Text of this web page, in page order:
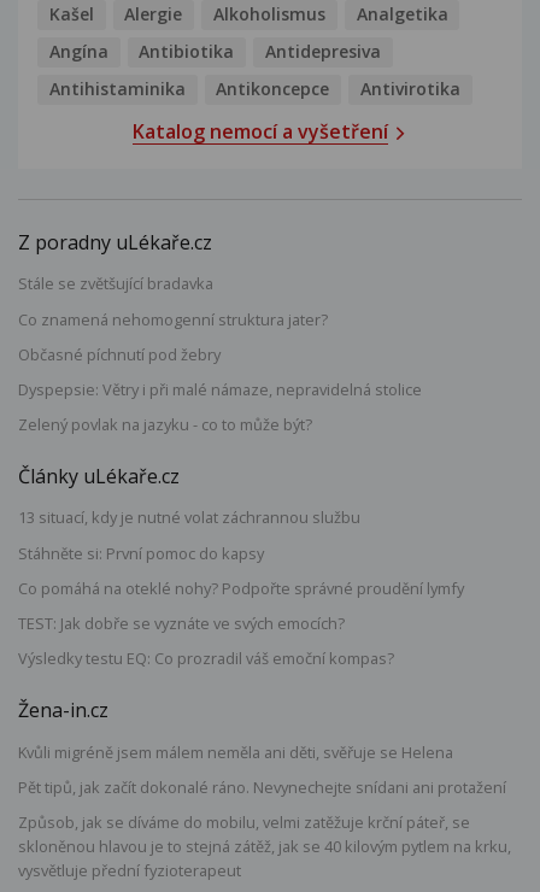
Kašel Alergie Alkoholismus
Analgetika
Angína
Antibiotika
Antidepresiva
Antihistaminika
Antikoncepce Antivirotika
Katalog nemocí a vyšetření
Z poradny uLékaře.cz
Stále se zvětšující bradavka
Co znamená nehomogenní struktura jater?
Občasné píchnutí pod žebry
Dyspepsie: Větry i při malé námaze, nepravidelná stolice
Zelený povlak na jazyku - co to může být?
Články uLékaře.cz
13 situací, kdy je nutné volat záchrannou službu
Stáhněte si: První pomoc do kapsy
Co pomáhá na oteklé nohy? Podpořte správné proudění lymfy
TEST: Jak dobře se vyznáte ve svých emocích?
Výsledky testu EQ: Co prozradil váš emoční kompas?
Žena-in.cz
Kvůli migréně jsem málem neměla ani děti, svěřuje se Helena
Pět tipů, jak začít dokonalé ráno. Nevynechejte snídani ani protažení
Způsob, jak se díváme do mobilu, velmi zatěžuje krční páteř, se
skloněnou hlavou je to stejná zátěž, jak se 40 kilovým pytlem na krku,
vysvětluje přední fyzioterapeut